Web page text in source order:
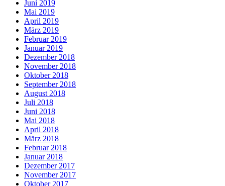
Juni 2019
Mai 2019
April 2019
März 2019
Februar 2019
Januar 2019
Dezember 2018
November 2018
Oktober 2018
September 2018
August 2018
Juli 2018
Juni 2018
Mai 2018
April 2018
März 2018
Februar 2018
Januar 2018
Dezember 2017
November 2017
Oktober 2017